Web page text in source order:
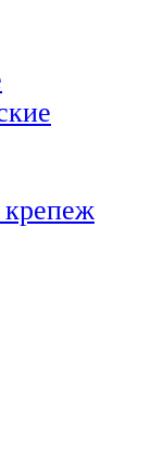
крепеж